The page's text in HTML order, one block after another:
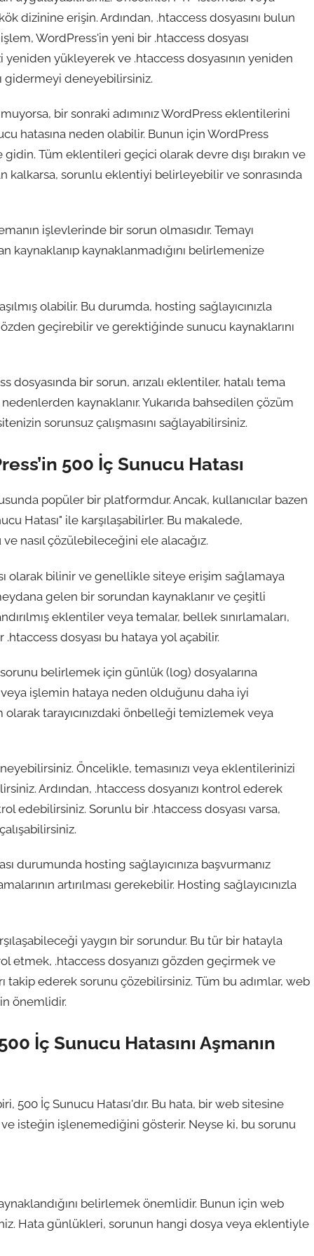
dizinine erişin. Ardından, .htaccess dosyasını bulun
WordPress'in yeni bir .htaccess dosyası
yeniden yükleyerek ve .htaccess dosyasının yeniden
gidermeyi deneyebilirsiniz.
bir sonraki adımınız WordPress eklentilerini
hatasına neden olabilir. Bunun için WordPress
Tüm eklentileri geçici olarak devre dışı bırakın ve
kalkarsa, sorunlu eklentiyi belirleyebilir ve sonrasında
işlevlerinde bir sorun olmasıdır. Temayı
kaynaklanmadığını belirlemenize
olabilir. Bu durumda, hosting sağlayıcınızla
geçirebilir ve gerektiğinde sunucu kaynaklarını
bir sorun, arızalı eklentiler, hatalı tema
nedenlerden kaynaklanır. Yukarıda bahsedilen çözüm
sorunsuz çalışmasını sağlayabilirsiniz.
500 İç Sunucu Hatası
popüler bir platformdur. Ancak, kullanıcılar bazen
Hatası" ile karşılaşabilirler. Bu makalede,
nasıl çözülebileceğini ele alacağız.
olarak bilinir ve genellikle siteye erişim sağlamaya
gelen bir sorundan kaynaklanır ve çeşitli
eklentiler veya temalar, bellek sınırlamaları,
.htaccess dosyası bu hataya yol açabilir.
sorunu belirlemek için günlük (log) dosyalarına
işlemin hataya neden olduğunu daha iyi
olarak tarayıcınızdaki önbelleği temizlemek veya
Öncelikle, temasınızı veya eklentilerinizi
Ardından, .htaccess dosyanızı kontrol ederek
edebilirsiniz. Sorunlu bir .htaccess dosyası varsa,
durumunda hosting sağlayıcınıza başvurmanız
artırılması gerekebilir. Hosting sağlayıcınızla
yaygın bir sorundur. Bu tür bir hatayla
etmek, .htaccess dosyanızı gözden geçirmek ve
takip ederek sorunu çözebilirsiniz. Tüm bu adımlar, web
önemlidir.
İç Sunucu Hatasını Aşmanın
500 İç Sunucu Hatası'dır. Bu hata, bir web sitesine
isteğin işlenemediğini gösterir. Neyse ki, bu sorunu
belirlemek önemlidir. Bunun için web
Hata günlükleri, sorunun hangi dosya veya eklentiyle